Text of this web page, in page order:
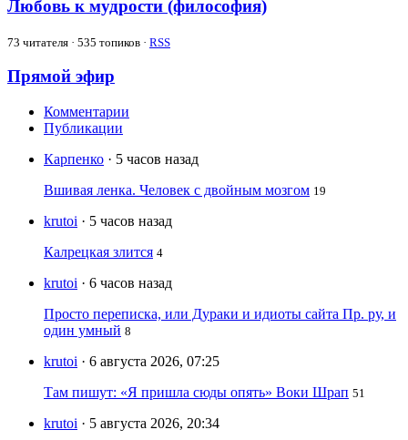
Любовь к мудрости (философия)
73 читателя · 535 топиков · RSS
Прямой эфир
Комментарии
Публикации
Карпенко · 5 часов назад
Вшивая ленка. Человек с двойным мозгом 19
krutoi · 5 часов назад
Калрецкая злится 4
krutoi · 6 часов назад
Просто переписка, или Дураки и идиоты сайта Пр. ру, и
один умный 8
krutoi · 6 августа 2026, 07:25
Там пишут: «Я пришла сюды опять» Воки Шрап 51
krutoi · 5 августа 2026, 20:34